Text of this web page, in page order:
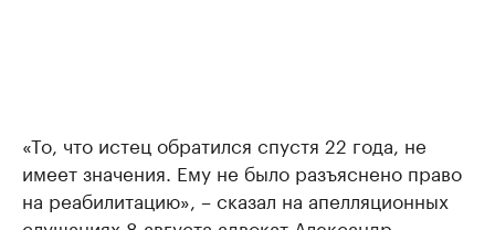
«То, что истец обратился спустя 22 года, не
имеет значения. Ему не было разъяснено право
на реабилитацию», – сказал на апелляционных